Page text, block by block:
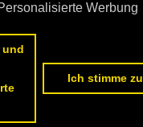
Werbung
und
Ich stimme zu